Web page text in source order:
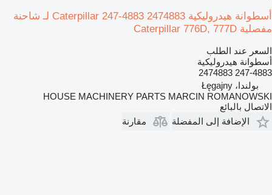
أسطوانة هيدروليكية Caterpillar 247-4883 2474883 لـ شاحنة
مفصلية Caterpillar 776D, 777D
السعر عند الطلب
أسطوانة هيدروليكية
247-4883 2474883
بولندا، Łęgajny
HOUSE MACHINERY PARTS MARCIN ROMANOWSKI
الاتصال بالبائع
الإضافة إلى المفضلة
مقارنة